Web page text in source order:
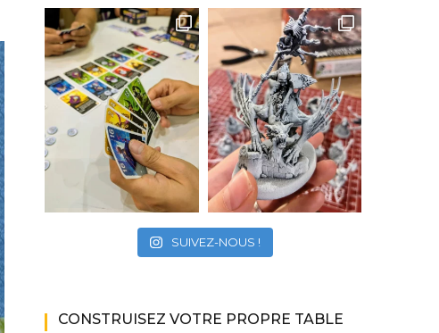
SUIVEZ-NOUS !
CONSTRUISEZ VOTRE PROPRE TABLE